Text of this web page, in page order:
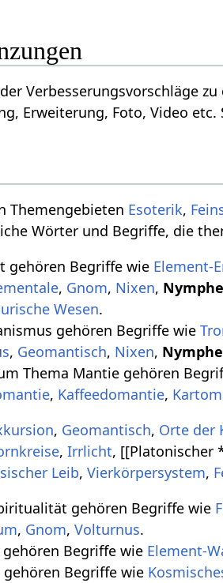
Verbesserungsvorschläge
Erweiterung, Foto, Video
Themengebieten Esoterik,
Wörter und Begriffe, die
gehören Begriffe wie Element-
, Gnom, Nixen,
Wesen.
gehören Begriffe wie
, Geomantisch, Nixen,
Thema Mantie gehören
, Kaffeedomantie,
, Geomantisch, Orte der
,Irrlicht, [[Platonischer
Leib,Vierkörpersystem,
gehören Begriffe wie
, Gnom,Volturnus.
Begriffe wie Element-
Begriffe wie